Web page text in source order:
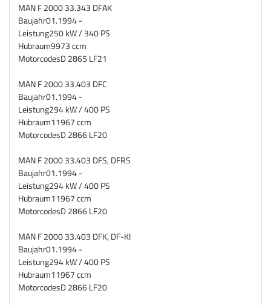
MAN F 2000 33.343 DFAK
Baujahr01.1994 -
Leistung250 kW / 340 PS
Hubraum9973 ccm
MotorcodesD 2865 LF21
MAN F 2000 33.403 DFC
Baujahr01.1994 -
Leistung294 kW / 400 PS
Hubraum11967 ccm
MotorcodesD 2866 LF20
MAN F 2000 33.403 DFS, DFRS
Baujahr01.1994 -
Leistung294 kW / 400 PS
Hubraum11967 ccm
MotorcodesD 2866 LF20
MAN F 2000 33.403 DFK, DF-KI
Baujahr01.1994 -
Leistung294 kW / 400 PS
Hubraum11967 ccm
MotorcodesD 2866 LF20